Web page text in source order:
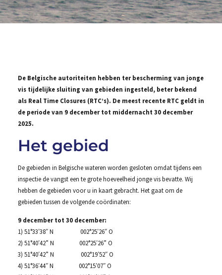
De Belgische autoriteiten hebben ter bescherming van jonge
vis tijdelijke sluiting van gebieden ingesteld, beter bekend
als Real Time Closures (RTC’s). De meest recente RTC geldt in
de periode van 9 december tot middernacht 30 december
2025.
Het gebied
De gebieden in Belgische wateren worden gesloten omdat tijdens een
inspectie de vangst een te grote hoeveelheid jonge vis bevatte. Wij
hebben de gebieden voor u in kaart gebracht. Het gaat om de
gebieden tussen de volgende coördinaten:
9 december tot 30 december:
1) 51°33′38″ N 002°25′26″ O
2) 51°40′42” N 002°25′26” O
3) 51°40′42” N 002°19′52″ O
4) 51°36′44″ N 002°15′07″ O